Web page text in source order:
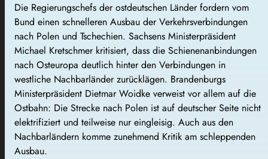
Die Regierungschefs der ostdeutschen Länder fordern vom
Bund einen schnelleren Ausbau der Verkehrsverbindungen
nach Polen und Tschechien. Sachsens Ministerpräsident
Michael Kretschmer kritisiert, dass die Schienenanbindungen
nach Osteuropa deutlich hinter den Verbindungen in
westliche Nachbarländer zurücklägen. Brandenburgs
Ministerpräsident Dietmar Woidke verweist vor allem auf die
Ostbahn: Die Strecke nach Polen ist auf deutscher Seite nicht
elektrifiziert und teilweise nur eingleisig. Auch aus den
Nachbarländern komme zunehmend Kritik am schleppenden
Ausbau.